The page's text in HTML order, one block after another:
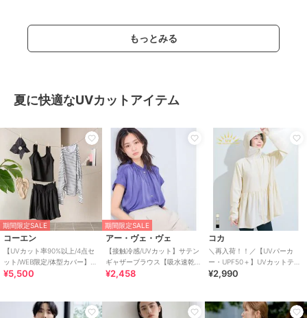
もっとみる
夏に快適なUVカットアイテム
期間限定SALE
コーエン
【UVカット率90%以上/4点セ
ット/WEB限定/体型カバー】シ
ュシュ付きアソートスイムウ
¥5,500
期間限定SALE
アー・ヴェ・ヴェ
【接触冷感/UVカット】サテン
ギャザーブラウス【吸水速乾/
イージーケア】
¥2,458
コカ
＼再入荷！！／【UVパーカ
ー・UPF50＋】UVカットティ
アードパーカー 全4色
¥2,990